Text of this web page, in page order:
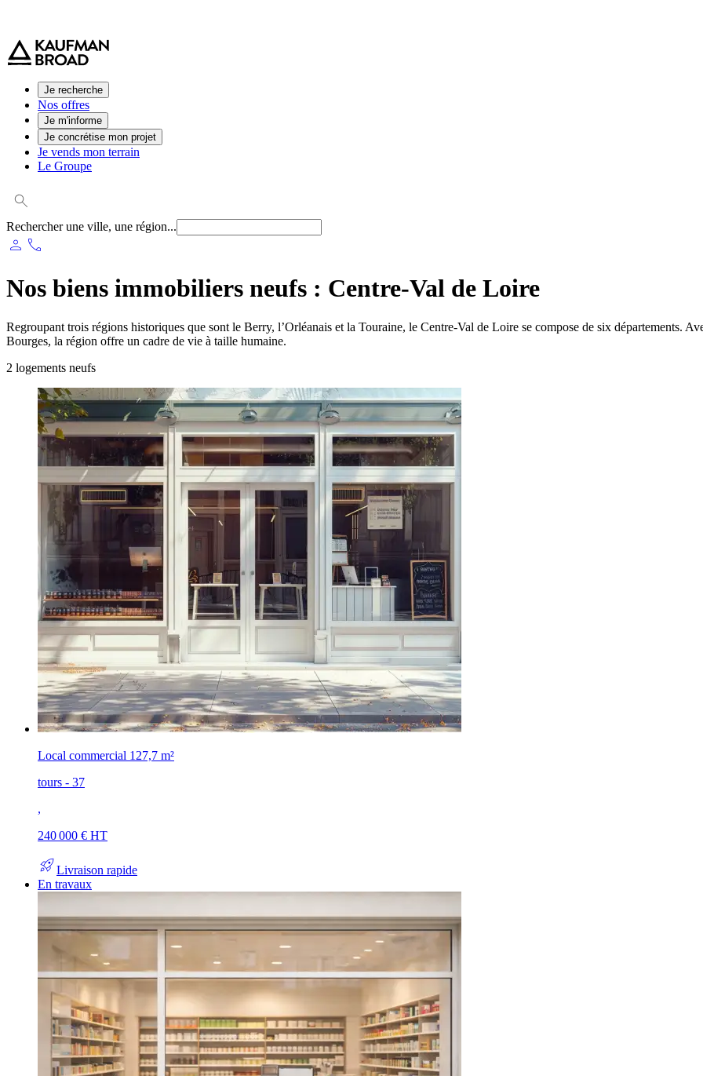
Je recherche
Nos offres
Je m'informe
Je concrétise mon projet
Je vends mon terrain
Le Groupe
Rechercher une ville, une région...
person phone
Nos biens immobiliers neufs : Centre-Val de Loire
Regroupant trois régions historiques que sont le Berry, l’Orléanais et la Touraine, le Centre-Val de Loire se compose de six départements.
Bourges, la région offre un cadre de vie à taille humaine.
2 logements neufs
Local commercial 127,7 m²
tours - 37
,
240 000 € HT
rocket_launchLivraison rapide
En travaux